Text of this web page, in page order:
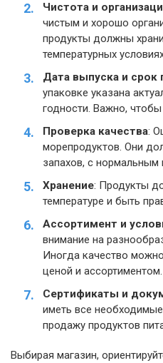
Чистота и
чистым и хорошо
продукты должны
температурных
Дата выпуска и срок
упаковке указана
годности. Важно,
Проверка качества:
морепродуктов. Они
запахов, с нормальным
Хранение: Продукты
температуре и быть
Ассортимент и
внимание на
Иногда качество
ценой и ассортиментом.
Сертификаты и
иметь все
продажу продуктов
Выбирая магазин,